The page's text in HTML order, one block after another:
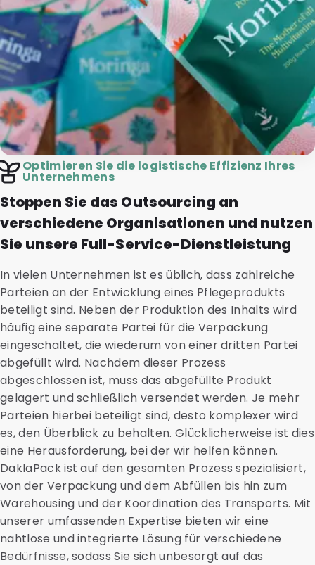
Optimieren Sie die logistische Effizienz Ihres
Unternehmens
Stoppen Sie das Outsourcing an
verschiedene Organisationen und nutzen
Sie unsere Full-Service-Dienstleistung
In vielen Unternehmen ist es üblich, dass zahlreiche
Parteien an der Entwicklung eines Pflegeprodukts
beteiligt sind. Neben der Produktion des Inhalts wird
häufig eine separate Partei für die Verpackung
eingeschaltet, die wiederum von einer dritten Partei
abgefüllt wird. Nachdem dieser Prozess
abgeschlossen ist, muss das abgefüllte Produkt
gelagert und schließlich versendet werden. Je mehr
Parteien hierbei beteiligt sind, desto komplexer wird
es, den Überblick zu behalten. Glücklicherweise ist dies
eine Herausforderung, bei der wir helfen können.
DaklaPack ist auf den gesamten Prozess spezialisiert,
von der Verpackung und dem Abfüllen bis hin zum
Warehousing und der Koordination des Transports. Mit
unserer umfassenden Expertise bieten wir eine
nahtlose und integrierte Lösung für verschiedene
Bedürfnisse, sodass Sie sich unbesorgt auf das